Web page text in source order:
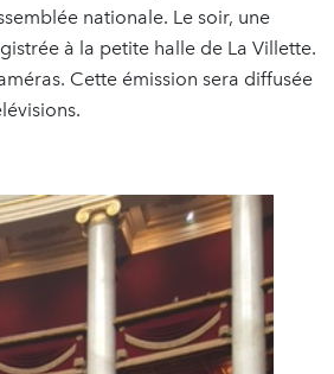
nationale. Le soir, une
à la petite halle de La Villette.
Cette émission sera diffusée